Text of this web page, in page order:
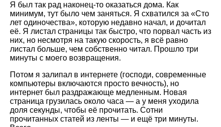
Я был так рад наконец-то оказаться дома. Как
минимум, тут было чем заняться. Я схватился за
Сто
лет одиночества
, которую недавно начал, и дочитал
её. Я листал страницы так быстро, что порвал часть из
них, но несмотря на такую скорость, я всё равно
листал больше, чем собственно читал. Прошло три
минуты с моего возвращения.
Потом я залипал в интернете (господи, современные
компьютеры включаются просто вечность), но
интернет был раздражающе медленным. Новая
страница грузилась около часа — а у меня уходила
доля секунды, чтобы её прочитать. Сотни
прочитанных статей из ленты — и ещё три минуты.